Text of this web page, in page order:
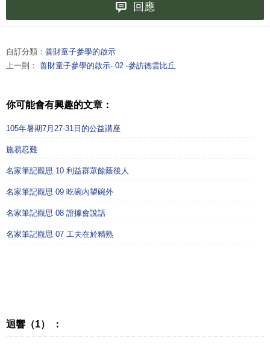
回應
自訂分類： 善財童子參學的啟示
上一則： 善財童子參學的啟示- 02 -參訪德雲比丘
你可能會有興趣的文章：
105年暑期7月27-31日的公益講座
施易忍難
名家筆記觀思 10 利益群眾餘蔭後人
名家筆記觀思 09 吃碗內望碗外
名家筆記觀思 08 證據會說話
名家筆記觀思 07 工夫在於精熟
迴響（1） ：